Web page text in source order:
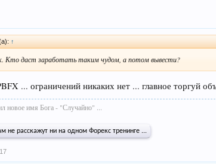
↑
Кто даст заработать таким чудом, а потом вывести?
... ограничений никаких нет ... главное торгуй
новое имя Бога - "Случайно" ...
не расскажут ни на одном Форекс тренинге ...